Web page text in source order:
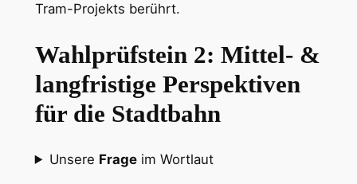
Tram-Projekts berührt.
Wahlprüfstein 2: Mittel- &
langfristige Perspektiven
für die Stadtbahn
Unsere Frageim Wortlaut